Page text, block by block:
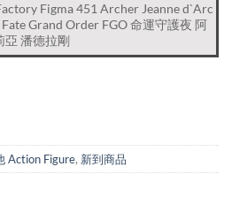
Figma 451 Archer Jeanne d`Arc
Fate Grand Order FGO 命運守護夜 阿
亞 潘德拉剛
Action Figure, 新到商品​